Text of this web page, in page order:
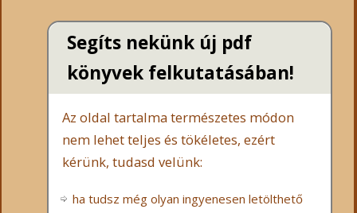
Segíts nekünk új pdf
könyvek felkutatásában!
Az oldal tartalma természetes módon
nem lehet teljes és tökéletes, ezért
kérünk, tudasd velünk:
ha tudsz még olyan ingyenesen letölthető